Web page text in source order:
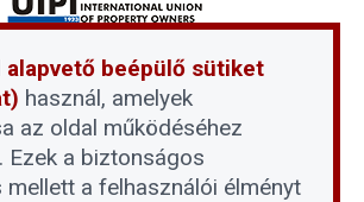
alapvető beépülő sütiket
használ, amelyek
az oldal működéséhez
Ezek a biztonságos
mellett a felhasználói élményt